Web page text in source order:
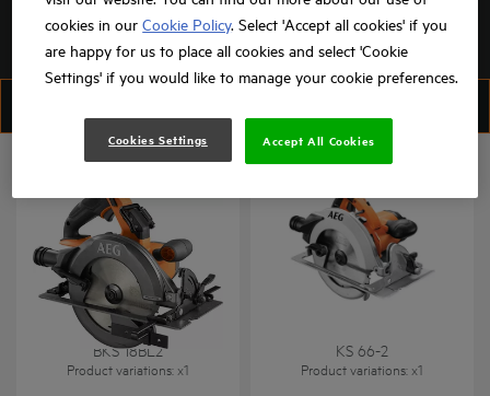
BKS 18BL2
Product variations: x1
KS 66-2
Product variations: x1
cookies in ourCookie Policy. Select 'Accept all cookies' if you
are happy for us to place all cookies and select 'Cookie
Settings' if you would like to manage your cookie preferences.
Cookies Settings Accept All Cookies